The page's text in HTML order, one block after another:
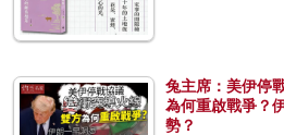
兔主席：美伊停
為何重啟戰爭？
勢？